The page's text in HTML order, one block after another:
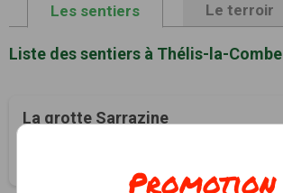
Les sentiers Le terroir
Liste des sentiers à Thélis-la-Combe
La grotte Sarrazine
Promotion